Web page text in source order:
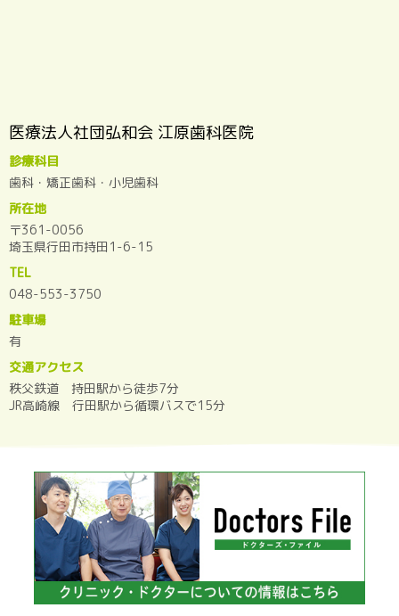
医療法人社団弘和会 江原歯科医院
診療科目
歯科・矯正歯科・小児歯科
所在地
〒361-0056
埼玉県行田市持田1-6-15
TEL
048-553-3750
駐車場
有
交通アクセス
秩父鉄道 持田駅から徒歩7分
JR高崎線 行田駅から循環バスで15分